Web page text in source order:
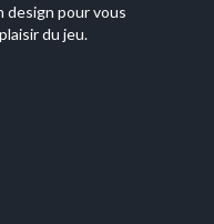
pour vous
du jeu.